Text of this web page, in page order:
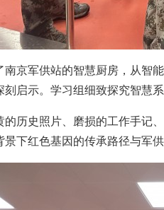
京军供站的智慧厨房，从智
启示。学习组细致探究智慧
历史照片、磨损的工作手记
下红色基因的传承路径与军